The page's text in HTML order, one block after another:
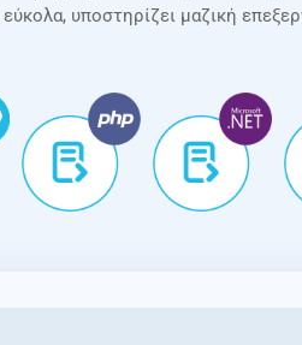
υποστηρίζει μαζική